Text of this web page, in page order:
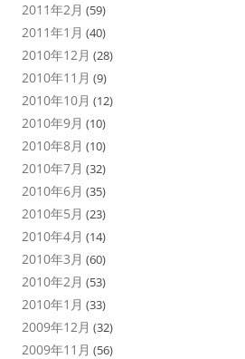
2011年2月 (59)
2011年1月 (40)
2010年12月 (28)
2010年11月 (9)
2010年10月 (12)
2010年9月 (10)
2010年8月 (10)
2010年7月 (32)
2010年6月 (35)
2010年5月 (23)
2010年4月 (14)
2010年3月 (60)
2010年2月 (53)
2010年1月 (33)
2009年12月 (32)
2009年11月 (56)